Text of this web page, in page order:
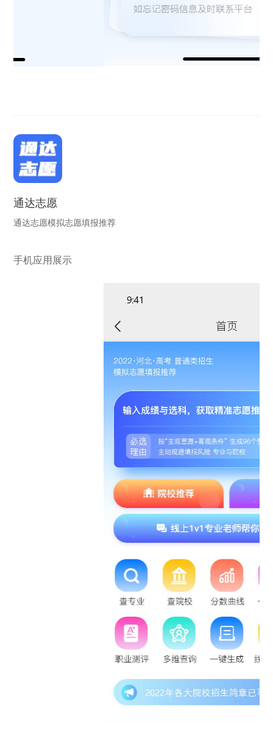
通达志愿
通达志愿模拟志愿填报推荐
手机应用展示